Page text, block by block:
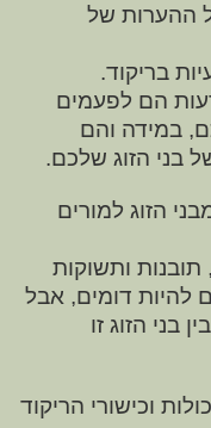
ההערות של
בריקוד.
הם לפעמים
במידה והם
בני הזוג שלכם.
הזוג למורים
תובנות ותשוקות
להיות דומים, אבל
בני הזוג זו
וכישורי הריקוד